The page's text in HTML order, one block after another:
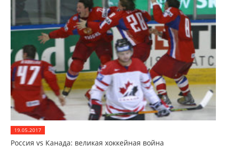
19.05.2017
Россия vs Канада: великая хоккейная война